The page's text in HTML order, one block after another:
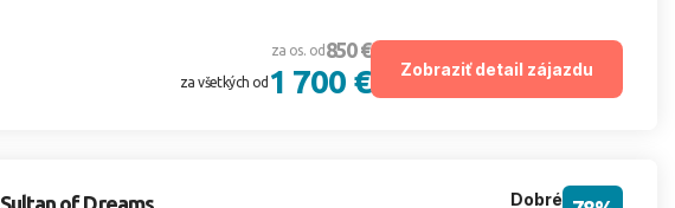
za os. od 850 €
za všetkých od 1 700 € Zobraziť detail zájazdu
Sultan of Dreams Dobré